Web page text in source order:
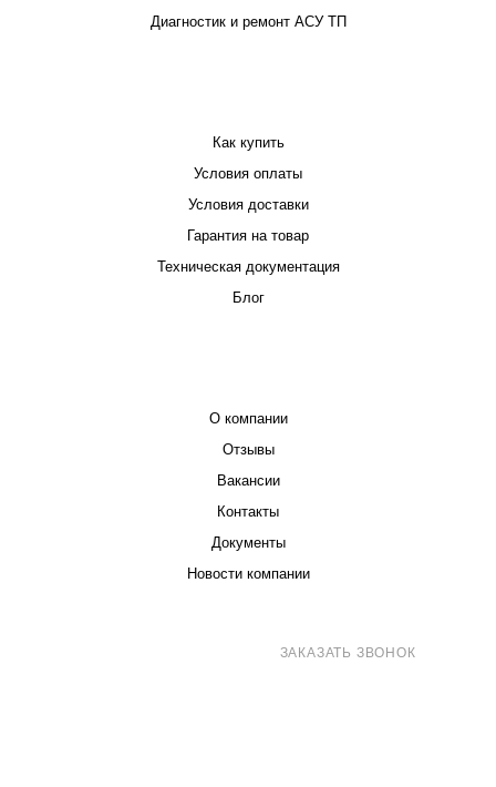
Диагностик и ремонт АСУ ТП
Как купить
Условия оплаты
Условия доставки
Гарантия на товар
Техническая документация
Блог
О компании
Отзывы
Вакансии
Контакты
Документы
Новости компании
ЗАКАЗАТЬ ЗВОНОК